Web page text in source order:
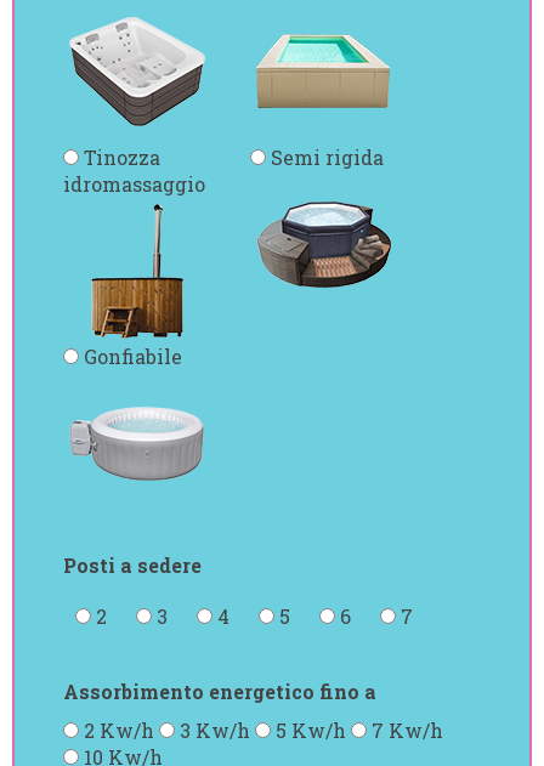
Tinozza
idromassaggio
Semi rigida
Gonfiabile
Posti a sedere
2
3 4 5 6 7
Assorbimento energetico fino a
2 Kw/h
3 Kw/h 5 Kw/h
7 Kw/h
10 Kw/h